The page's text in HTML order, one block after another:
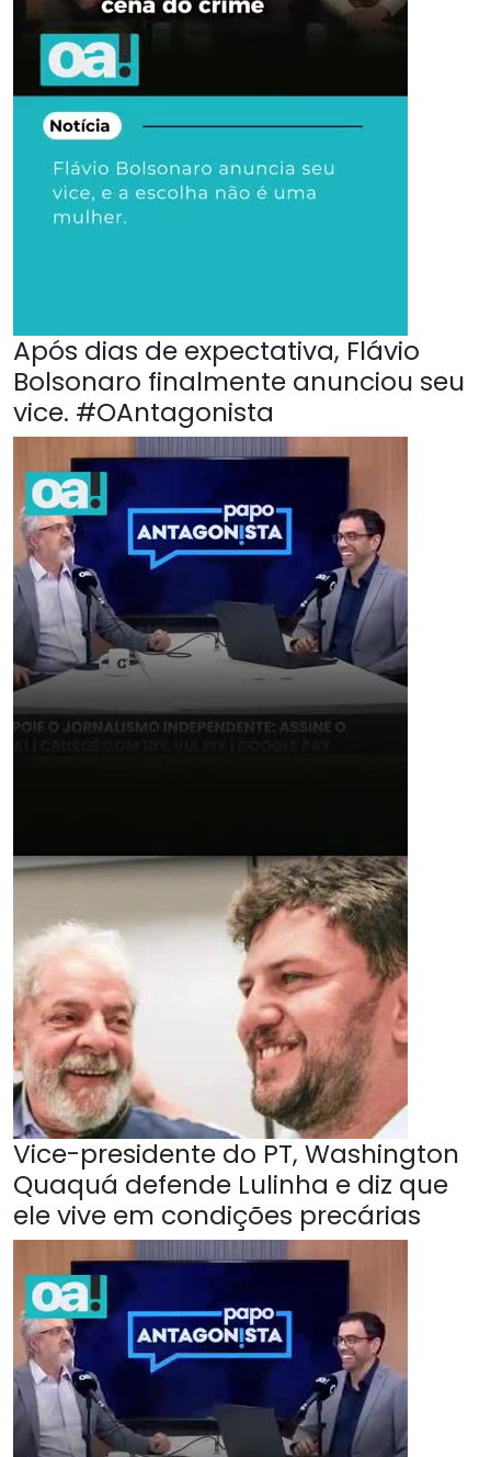
Após dias de expectativa, Flávio
Bolsonaro finalmente anunciou seu
vice. #OAntagonista
Vice-presidente do PT, Washington
Quaquá defende Lulinha e diz que
ele vive em condições precárias